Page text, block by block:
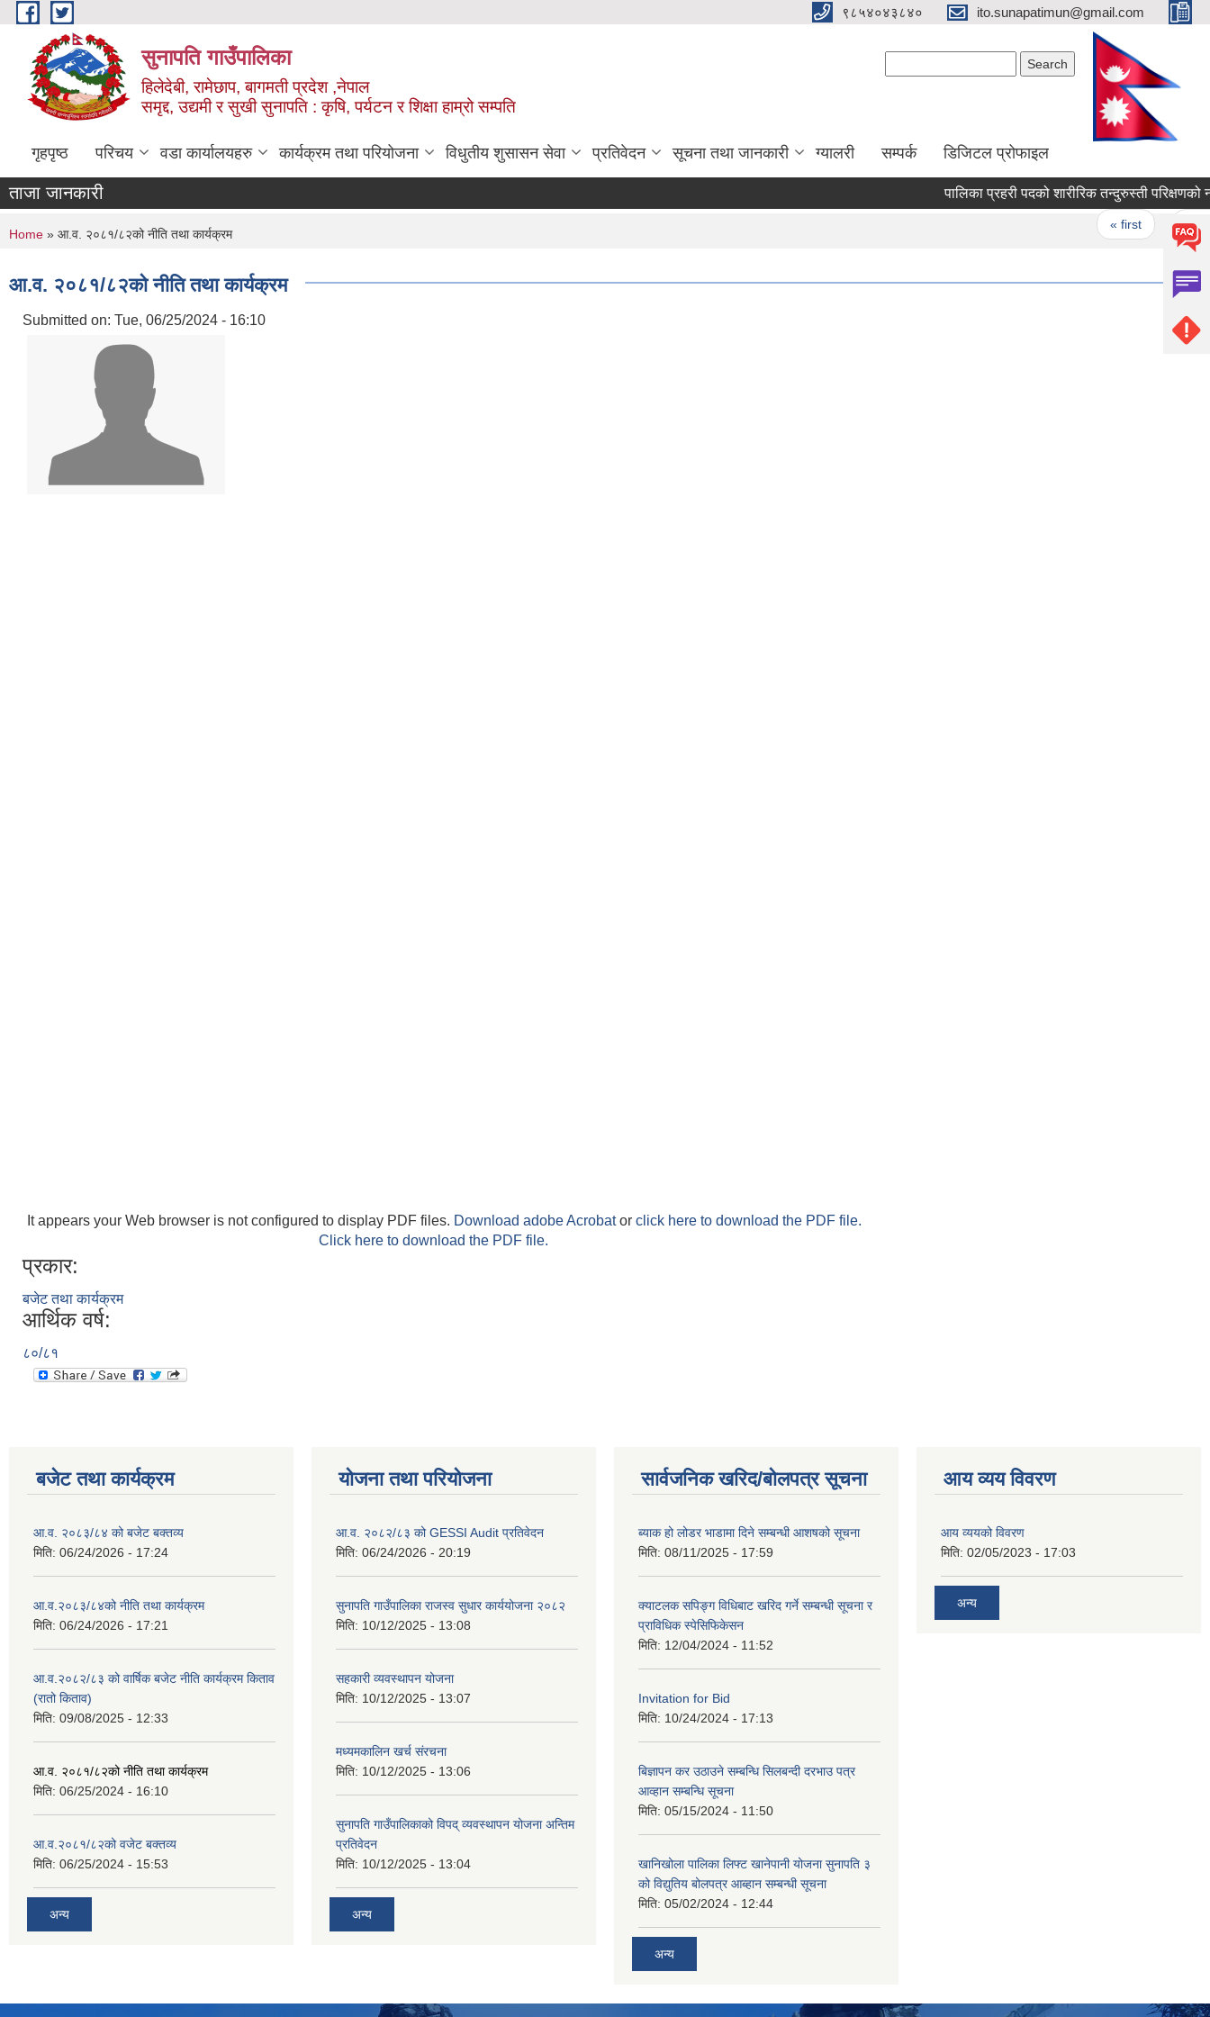
Skip to main content ९८५४०४३८४० ito.sunapatimun@gmail.com
सुनापति गाउँपालिका
हिलेदेबी, रामेछाप, बागमती प्रदेश ,नेपाल
समृद्द, उद्यमी र सुखी सुनापति : कृषि, पर्यटन र शिक्षा हाम्रो सम्पति
गृहपृष्ठ परिचय वडा कार्यालयहरु कार्यक्रम तथा परियोजना विधुतीय शुसासन सेवा प्रतिवेदन सूचना तथा जानकारी ग्यालरी सम्पर्क डिजिटल प्रोफाइल
ताजा जानकारी पालिका प्रहरी पदको शारीरिक तन्दुरुस्ती परिक्षणको
« first ‹
You are here
Home » आ.व. २०८१/८२को नीति तथा कार्यक्रम
आ.व. २०८१/८२को नीति तथा कार्यक्रम
Submitted on: Tue, 06/25/2024 - 16:10
It appears your Web browser is not configured to display PDF files. Download adobe Acrobator click here to download the PDF file.
Click here to download the PDF file.
प्रकार:
बजेट तथा कार्यक्रम
आर्थिक वर्ष:
८०/८१
बजेट तथा कार्यक्रम
आ.व. २०८३/८४ को बजेट बक्तव्य
मिति: 06/24/2026 - 17:24
आ.व.२०८३/८४को नीति तथा कार्यक्रम
मिति: 06/24/2026 - 17:21
आ.व.२०८२/८३ को वार्षिक बजेट नीति कार्यक्रम किताव
(रातो किताव)
मिति: 09/08/2025 - 12:33
आ.व. २०८१/८२को नीति तथा कार्यक्रम
मिति: 06/25/2024 - 16:10
आ.व.२०८१/८२को वजेट बक्तव्य
मिति: 06/25/2024 - 15:53
अन्य
योजना तथा परियोजना
आ.व. २०८२/८३ को GESSI Audit प्रतिवेदन
मिति: 06/24/2026 - 20:19
सुनापति गाउँपालिका राजस्व सुधार कार्ययोजना २०८२
मिति: 10/12/2025 - 13:08
सहकारी व्यवस्थापन योजना
मिति: 10/12/2025 - 13:07
मध्यमकालिन खर्च संरचना
मिति: 10/12/2025 - 13:06
सुनापति गाउँपालिकाको विपद् व्यवस्थापन योजना अन्तिम
प्रतिवेदन
मिति: 10/12/2025 - 13:04
अन्य
सार्वजनिक खरिद/बोलपत्र सूचना
ब्याक हो लोडर भाडामा दिने सम्बन्धी आशषको सूचना
मिति: 08/11/2025 - 17:59
क्याटलक सपिङ्ग विधिबाट खरिद गर्ने सम्बन्धी सूचना र
प्राविधिक स्पेसिफिकेसन
मिति: 12/04/2024 - 11:52
Invitation for Bid
मिति: 10/24/2024 - 17:13
बिज्ञापन कर उठाउने सम्बन्धि सिलबन्दी दरभाउ पत्र
आव्हान सम्बन्धि सूचना
मिति: 05/15/2024 - 11:50
खानिखोला पालिका लिफ्ट खानेपानी योजना सुनापति ३
को विद्युतिय बोलपत्र आब्हान सम्बन्धी सूचना
मिति: 05/02/2024 - 12:44
अन्य
आय व्यय विवरण
आय व्ययको विवरण
मिति: 02/05/2023 - 17:03
अन्य